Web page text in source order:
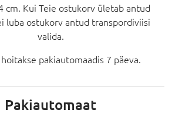
cm. Kui Teie ostukorv ületab antud
luba ostukorv antud transpordiviisi
valida.
pakiautomaadis 7 päeva.
Pakiautomaat